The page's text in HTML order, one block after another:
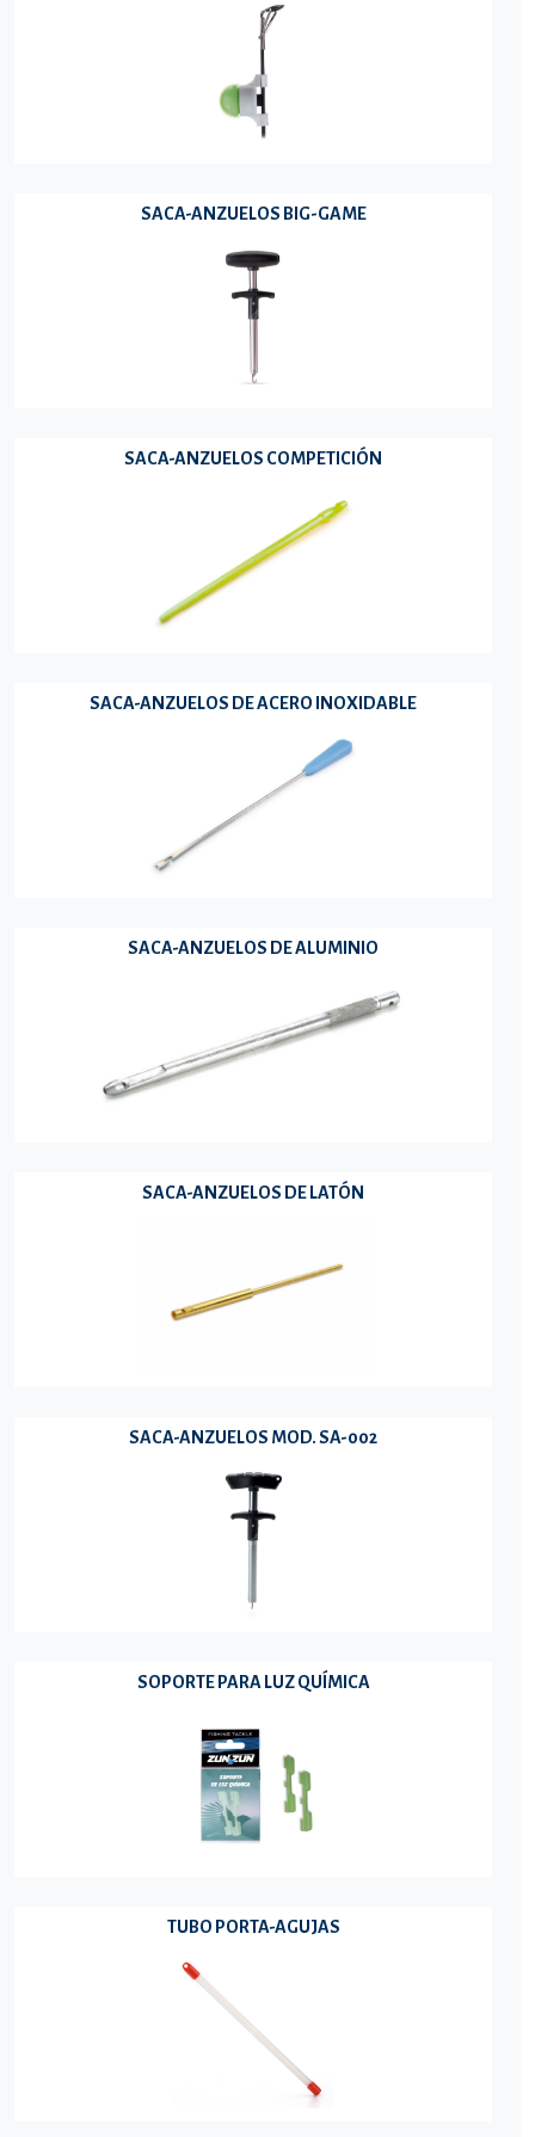
SACA-ANZUELOS BIG-GAME
SACA-ANZUELOS COMPETICIÓN
SACA-ANZUELOS DE ACERO INOXIDABLE
SACA-ANZUELOS DE ALUMINIO
SACA-ANZUELOS DE LATÓN
SACA-ANZUELOS MOD. SA-002
SOPORTE PARA LUZ QUÍMICA
TUBO PORTA-AGUJAS